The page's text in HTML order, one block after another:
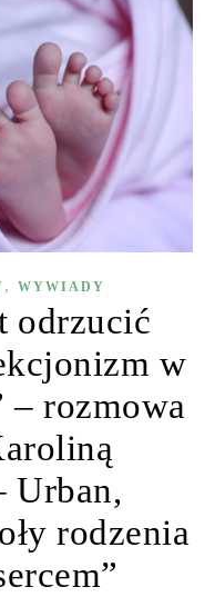
, WYWIADY
odrzucić
w
– rozmowa
Urban,
rodzenia